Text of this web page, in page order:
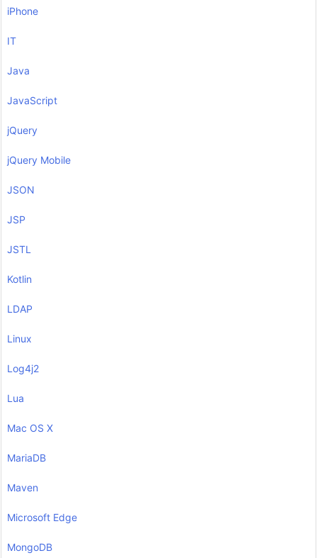
iPhone
IT
Java
JavaScript
jQuery
jQuery Mobile
JSON
JSP
JSTL
Kotlin
LDAP
Linux
Log4j2
Lua
Mac OS X
MariaDB
Maven
Microsoft Edge
MongoDB